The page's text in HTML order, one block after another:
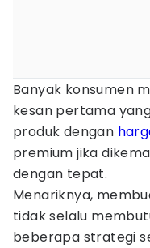
Banyak konsumen
kesan pertama
produk dengan
premium jika
dengan tepat.
Menariknya,
tidak selalu
beberapa strategi